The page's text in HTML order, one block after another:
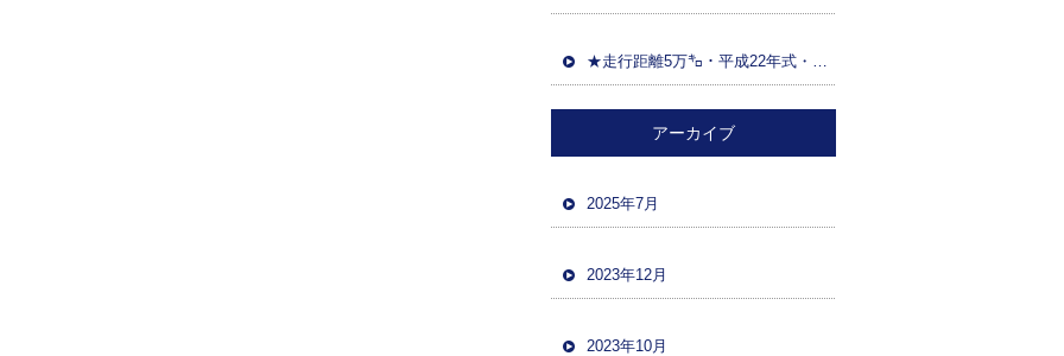
★走行距離5万㌔・平成22年式・三菱ファイター・ハイジャッキセルフローダー・車検令和5年12月・バックカメラ・ツーデフ・積載10700kg★
アーカイブ
2025年7月
2023年12月
2023年10月